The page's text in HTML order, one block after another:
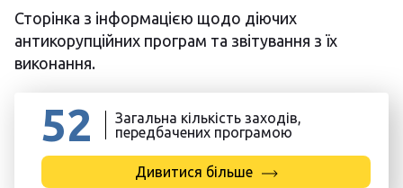
Сторінка з інформацією щодо діючих
антикорупційних програм та звітування з їх
виконання.
52
Загальна кількість заходів,
передбачених програмою
Дивитися більше